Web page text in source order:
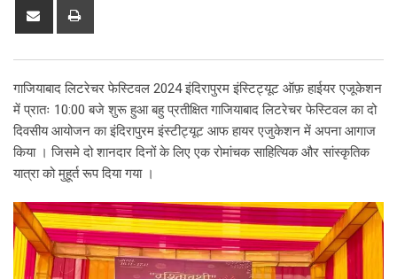
Share
गाजियाबाद लिटरेचर फेस्टिवल 2024 इंदिरापुरम इंस्टिट्यूट ऑफ़ हाईयर एजूकेशन
में प्रातः 10:00 बजे शुरू हुआ बहु प्रतीक्षित गाजियाबाद लिटरेचर फेस्टिवल का दो
दिवसीय आयोजन का इंदिरापुरम इंस्टीट्यूट आफ हायर एजुकेशन में अपना आगाज
किया । जिसमे दो शानदार दिनों के लिए एक रोमांचक साहित्यिक और सांस्कृतिक
यात्रा को मुहूर्त रूप दिया गया ।